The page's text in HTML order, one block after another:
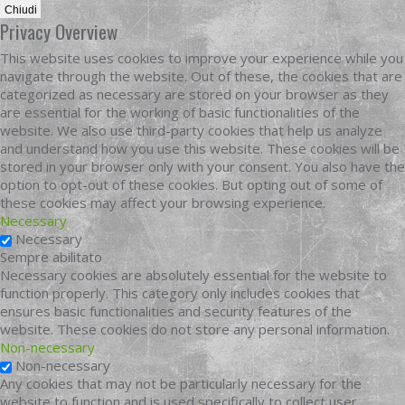
Chiudi
Privacy Overview
This website uses cookies to improve your experience while you
navigate through the website. Out of these, the cookies that are
categorized as necessary are stored on your browser as they
are essential for the working of basic functionalities of the
website. We also use third-party cookies that help us analyze
and understand how you use this website. These cookies will be
stored in your browser only with your consent. You also have the
option to opt-out of these cookies. But opting out of some of
these cookies may affect your browsing experience.
Necessary
Necessary
Sempre abilitato
Necessary cookies are absolutely essential for the website to
function properly. This category only includes cookies that
ensures basic functionalities and security features of the
website. These cookies do not store any personal information.
Non-necessary
Non-necessary
Any cookies that may not be particularly necessary for the